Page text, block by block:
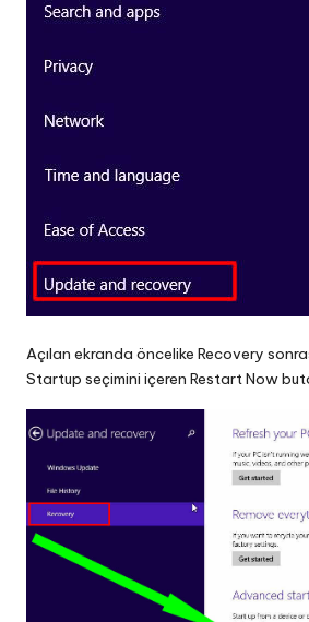
Açılan ekranda öncelike Recovery
Startup seçimini içeren Restart Now